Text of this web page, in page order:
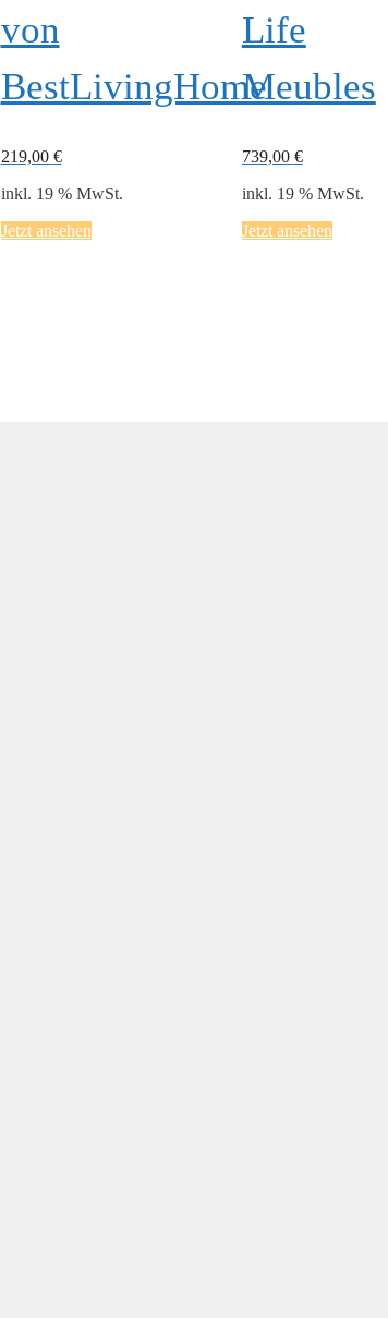
von
BestLivingHome
219,00 €
inkl. 19 % MwSt.
Jetzt ansehen
Life
Meubles
739,00 €
inkl. 19 % MwSt.
Jetzt ansehen